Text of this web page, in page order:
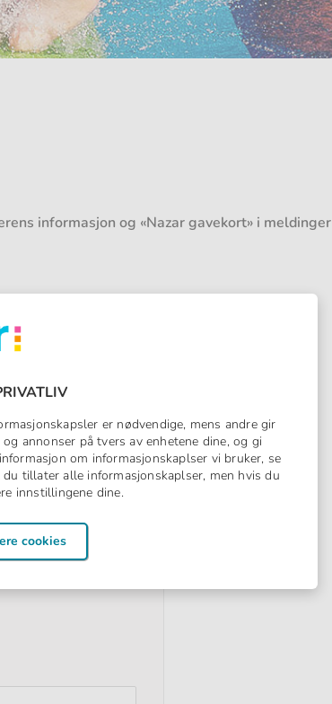
informasjon og «Nazar gavekort» i meldinger
er nødvendige, mens andre gir
annonser på tvers av enhetene dine, og gi
om informasjonskaplser vi bruker, se
tillater alle informasjonskaplser, men hvis du
innstillingene dine.
cookies